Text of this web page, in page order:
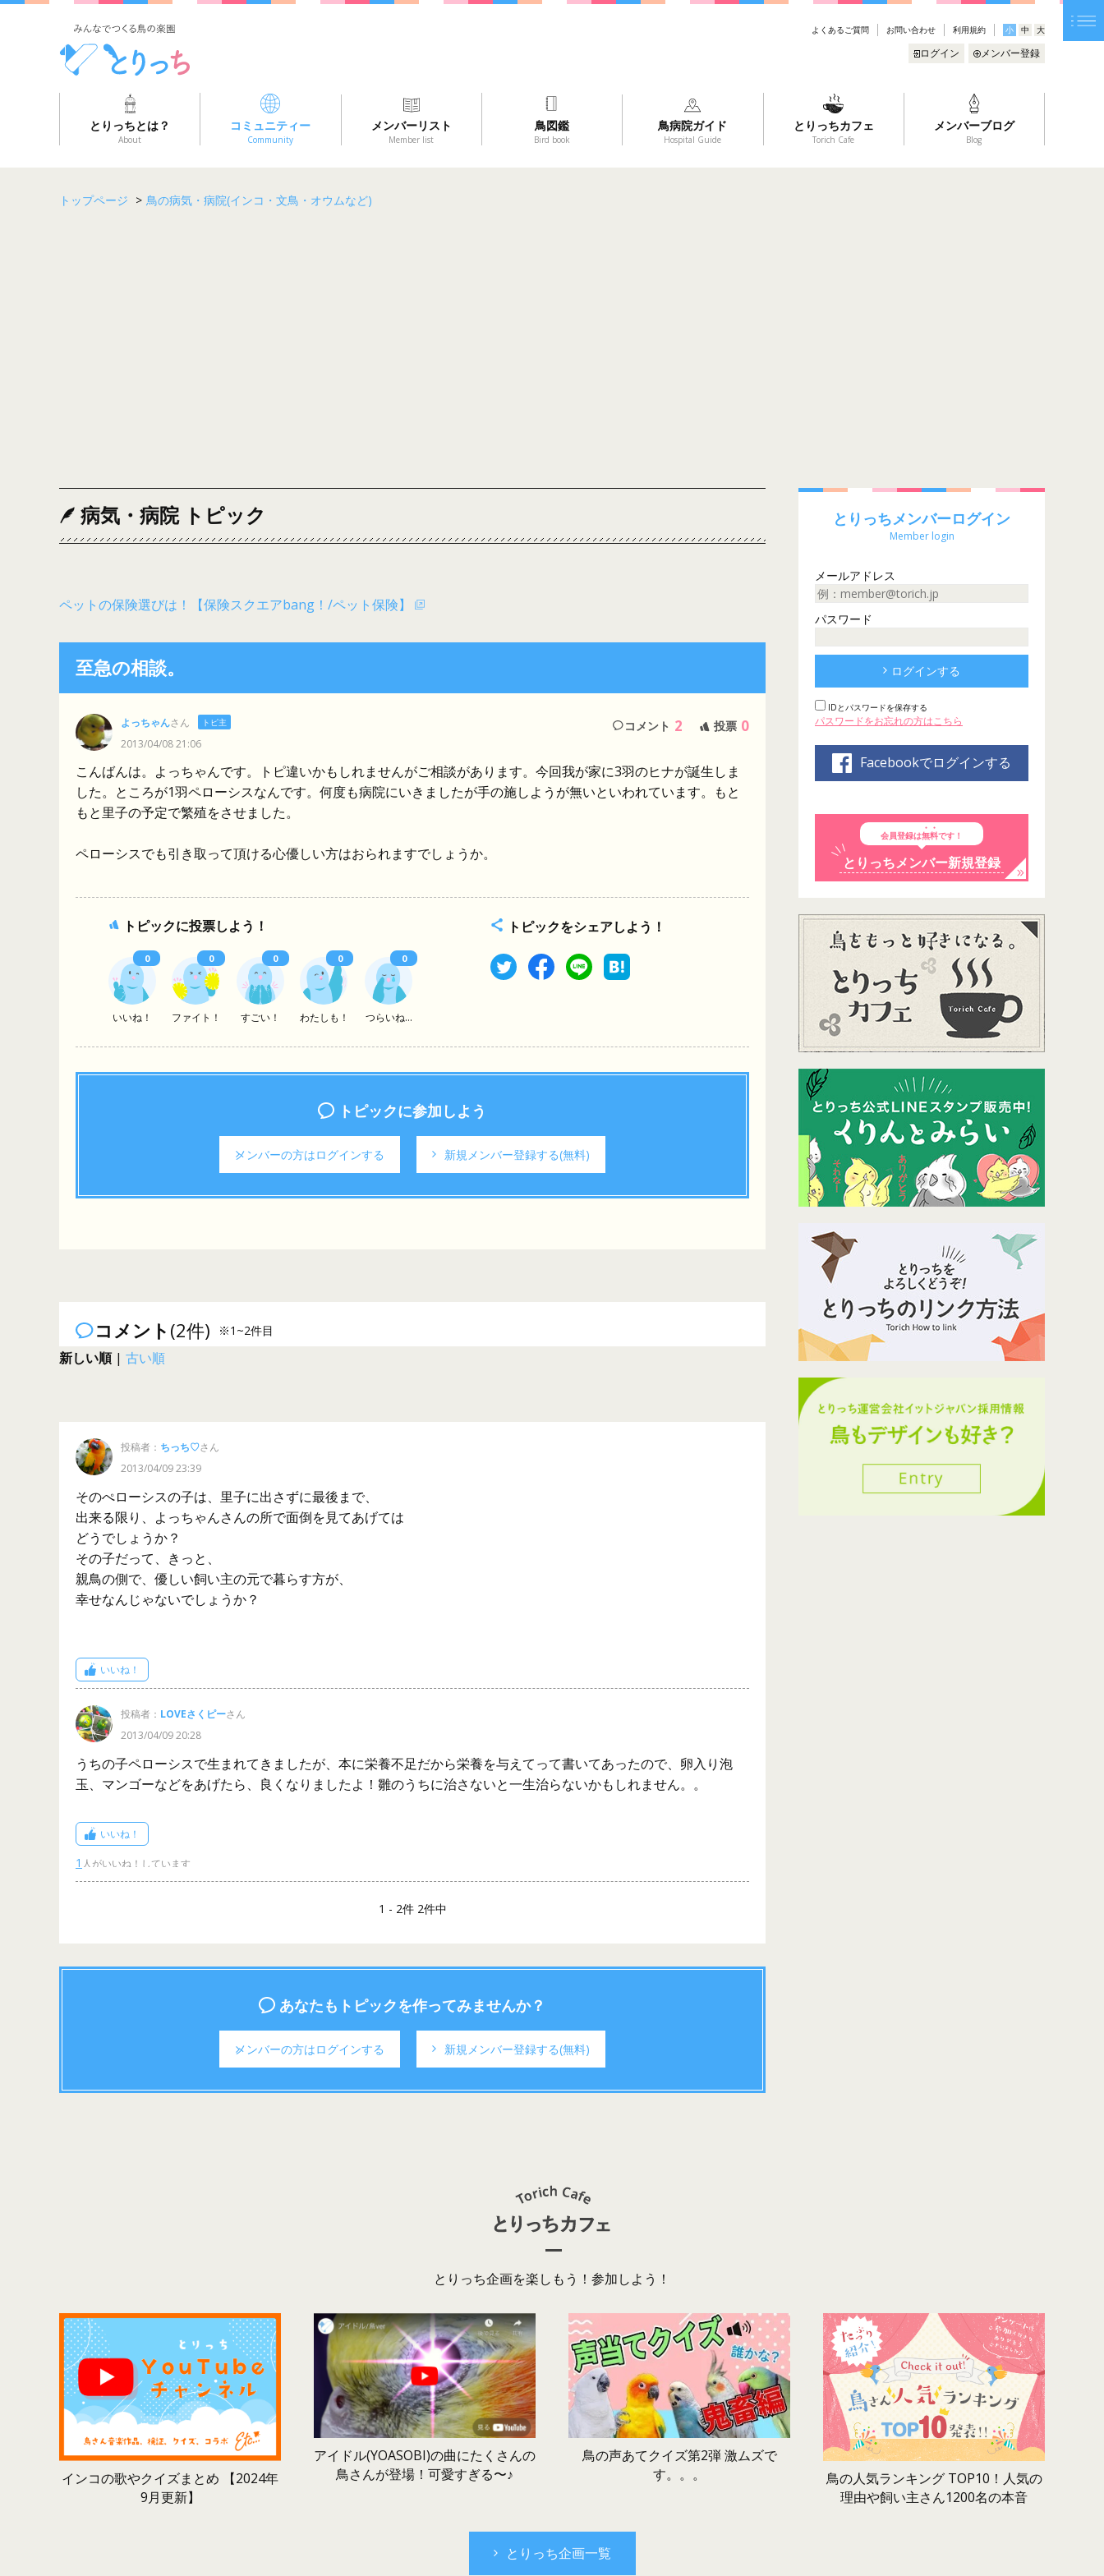
よくあるご質問 お問い合わせ 利用規約 小 中 大
ログイン メンバー登録
とりっちとは？
About
コミュニティー
Community
メンバーリスト
Member list
鳥図鑑
Bird book
鳥病院ガイド
Hospital Guide
とりっちカフェ
Torich Cafe
メンバーブログ
Blog
トップページ > 鳥の病気・病院(インコ・文鳥・オウムなど)
病気・病院 トピック
ペットの保険選びは！【保険スクエアbang！/ペット保険】
至急の相談。
よっちゃんさん トピ主
2013/04/08 21:06
コメント 2 投票 0
こんばんは。よっちゃんです。トピ違いかもしれませんがご相談があります。今回我が家に3羽のヒナが誕生しま
した。ところが1羽ペローシスなんです。何度も病院にいきましたが手の施しようが無いといわれています。もと
もと里子の予定で繁殖をさせました。
ペローシスでも引き取って頂ける心優しい方はおられますでしょうか。
トピックに投票しよう！
いいね！ ファイト！ すごい！ わたしも！ つらいね...
0 0 0 0 0
トピックをシェアしよう！
トピックに参加しよう
メンバーの方はログインする 新規メンバー登録する(無料)
コメント (2件) ※1~2件目
新しい順| 古い順
投稿者： ちっち♡さん
2013/04/09 23:39
そのぺローシスの子は、里子に出さずに最後まで、
出来る限り、よっちゃんさんの所で面倒を見てあげては
どうでしょうか？
その子だって、きっと、
親鳥の側で、優しい飼い主の元で暮らす方が、
幸せなんじゃないでしょうか？
いいね！
投稿者： LOVEさくピーさん
2013/04/09 20:28
うちの子ペローシスで生まれてきましたが、本に栄養不足だから栄養を与えてって書いてあったので、卵入り泡
玉、マンゴーなどをあげたら、良くなりましたよ！雛のうちに治さないと一生治らないかもしれません。。
いいね！
1
1 - 2件 2件中
あなたもトピックを作ってみませんか？
メンバーの方はログインする 新規メンバー登録する(無料)
とりっちメンバーログイン
Member login
メールアドレス
パスワード
ログインする
IDとパスワードを保存する
パスワードをお忘れの方はこちら
Facebookでログインする
会員登録は無料です！
とりっちメンバー新規登録
とりっち企画を楽しもう！参加しよう！
インコの歌やクイズまとめ 【2024年
9月更新】
アイドル(YOASOBI)の曲にたくさんの
鳥さんが登場！可愛すぎる〜♪
鳥の声あてクイズ第2弾 激ムズで
す。。。
鳥の人気ランキング TOP10！人気の
理由や飼い主さん1200名の本音
とりっち企画一覧